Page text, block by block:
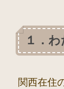
１．
関西在住